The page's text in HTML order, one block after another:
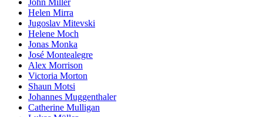
Helen Mirra
Jugoslav Mitevski
Helene Moch
Jonas Monka
José Montealegre
Alex Morrison
Victoria Morton
Shaun Motsi
Johannes Muggenthaler
Catherine Mulligan